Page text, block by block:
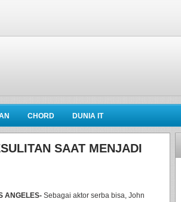
CHORD DUNIA IT
SAAT MENJADI
ANGELES- Sebagai aktor serba bisa, John